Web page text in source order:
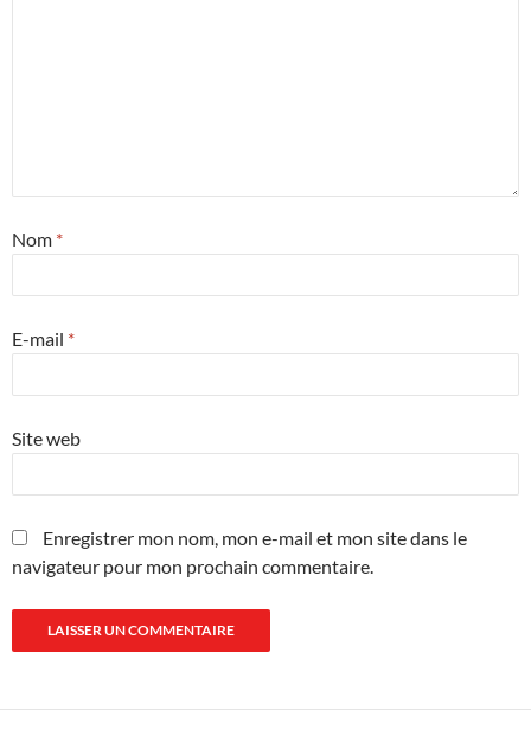
Nom *
E-mail *
Site web
Enregistrer mon nom, mon e-mail et mon site dans le
navigateur pour mon prochain commentaire.